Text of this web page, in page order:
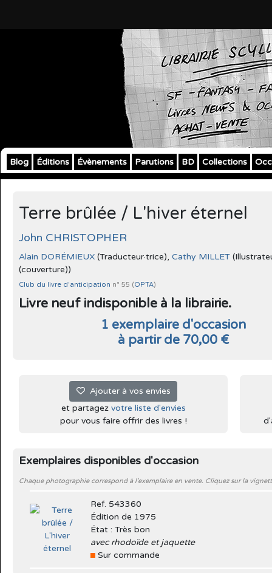
Blog Éditions Évènements Parutions BD Collections
Terre brûlée / L'hiver éternel
John CHRISTOPHER
Alain DORÉMIEUX (Traducteur·trice), Cathy MILLET
(couverture))
Club du livre d'anticipation n° 55 (OPTA)
Livre neuf indisponible à la librairie.
1 exemplaire d'occasion
à partir de 70,00 €
Ajouter à vos envies
et partagez votre liste d'envies
pour vous faire offrir des livres !
Exemplaires disponibles d'occasion
Chaque photographie correspond à l'exemplaire en vente. Cliquez sur la
Ref. 543360
Édition de 1975
État : Très bon
avec rhodoïde et jaquette
Sur commande